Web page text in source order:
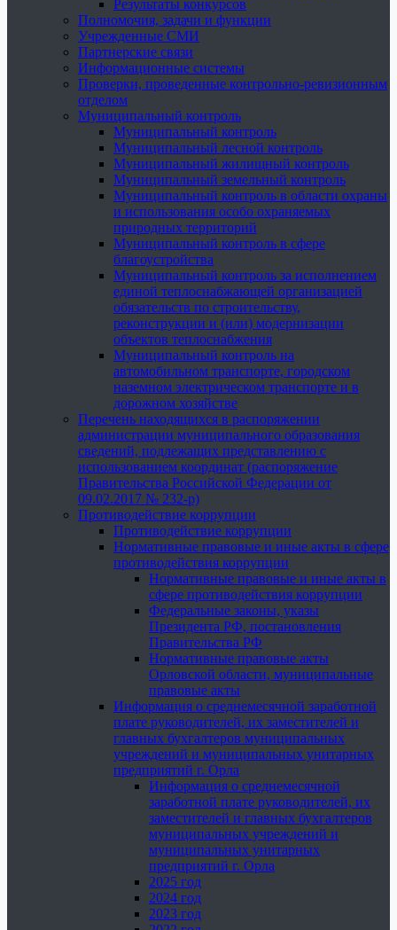
Результаты конкурсов
Полномочия, задачи и функции
Учрежденные СМИ
Партнерские связи
Информационные системы
Проверки, проведенные контрольно-ревизионным
отделом
Муниципальный контроль
Муниципальный контроль
Муниципальный лесной контроль
Муниципальный жилищный контроль
Муниципальный земельный контроль
Муниципальный контроль в области охраны
и использования особо охраняемых
природных территорий
Муниципальный контроль в сфере
благоустройства
Муниципальный контроль за исполнением
единой теплоснабжающей организацией
обязательств по строительству,
реконструкции и (или) модернизации
объектов теплоснабжения
Муниципальный контроль на
автомобильном транспорте, городском
наземном электрическом транспорте и в
дорожном хозяйстве
Перечень находящихся в распоряжении
администрации муниципального образования
сведений, подлежащих представлению с
использованием координат (распоряжение
Правительства Российской Федерации от
09.02.2017 № 232-р)
Противодействие коррупции
Противодействие коррупции
Нормативные правовые и иные акты в сфере
противодействия коррупции
Нормативные правовые и иные акты в
сфере противодействия коррупции
Федеральные законы, указы
Президента РФ, постановления
Правительства РФ
Нормативные правовые акты
Орловской области, муниципальные
правовые акты
Информация о среднемесячной заработной
плате руководителей, их заместителей и
главных бухгалтеров муниципальных
учреждений и муниципальных унитарных
предприятий г. Орла
Информация о среднемесячной
заработной плате руководителей, их
заместителей и главных бухгалтеров
муниципальных учреждений и
муниципальных унитарных
предприятий г. Орла
2025 год
2024 год
2023 год